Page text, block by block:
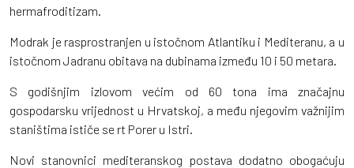
hermafroditizam.
Modrak je rasprostranjen u istočnom Atlantiku i Mediteranu, a u
istočnom Jadranu obitava na dubinama između 10 i 50 metara.
S godišnjim izlovom većim od 60 tona ima značajnu
gospodarsku vrijednost u Hrvatskoj, a među njegovim važnijim
staništima ističe se rt Porer u Istri.
Novi stanovnici mediteranskog postava dodatno obogaćuju